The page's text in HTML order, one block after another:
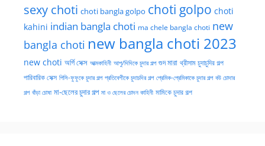
sexy choti choti bangla golpo choti golpo choti
kahini indian bangla choti ma chele bangla choti new
bangla choti new bangla choti 2023
new choti অর্গি সেক্স আত্মকাহিনী আপু/দিদিকে চুদার গল্প গুদ মারা থ্রীসাম চুদাচুদির গল্প
পারিবারিক সেক্স পিসি-ফুফুকে চুদার গল্প প্রতিবেশীকে চুদাচদির গল্প প্রেমিক-প্রেমিকাকে চুদার গল্প বউ চোদার
গল্প বাঁড়া চোষা মা-ছেলের চুদার গল্প মা ও ছেলের চোদন কাহিনী মামিকে চুদার গল্প